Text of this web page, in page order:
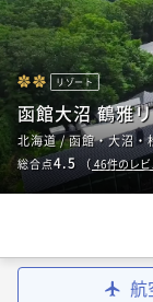
リゾート
函館大沼 鶴雅
北海道 / 函館・大沼・
総合点4.5 （ 46件のレ
航